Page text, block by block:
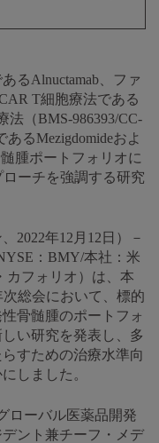
るAlnuctamab、ファ
T細胞療法である
法（BMS-986393/CC-
るMezigdomideおよ
腫ポートフォリオに
ーチを強調する研究
2022年12月12日）－
：BMY/本社：米
カフォリオ）は、本
総会において、標的
骨髄腫のポートフォ
い研究を発表し、多
すための治療水準向
しました。
ローバル医薬品開発
ント兼チーフ・メデ